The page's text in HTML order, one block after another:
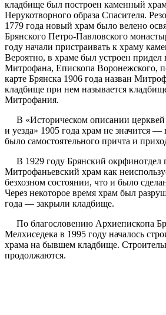
кладбище был построен каменный
Нерукотворного образа Спасителя.
1779 года новый храм было велено
Брянского Петро-Павловского
году начали пристраивать к храму
Вероятно, в храме был устроен придел
Митрофана, Епископа Воронежского,
карте Брянска 1906 года назван
кладбище при нем называется
Митрофания.
В «Историческом описании церквей
и уезда» 1905 года храм не значится
было самостоятельного причта и
В 1929 году Брянский окрфинотдел
Митрофаньевский храм как
безхозном состоянии, что и было
Через некоторое время храм был
года — закрыли кладбище.
По благословению Архиепископа
Мелхиседека в 1995 году началось
храма на бывшем кладбище.
продолжаются.